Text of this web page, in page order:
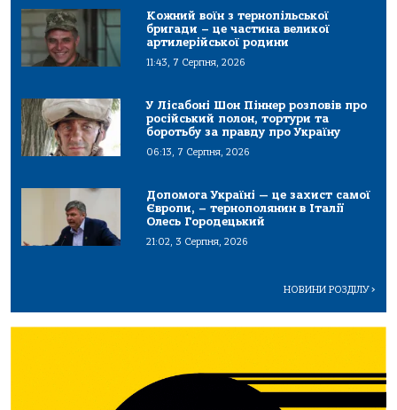
Кожний воїн з тернопільської
бригади – це частина великої
артилерійської родини
11:43, 7 Серпня, 2026
У Лісабоні Шон Піннер розповів про
російський полон, тортури та
боротьбу за правду про Україну
06:13, 7 Серпня, 2026
Допомога Україні — це захист самої
Європи, – тернополянин в Італії
Олесь Городецький
21:02, 3 Серпня, 2026
НОВИНИ РОЗДІЛУ>